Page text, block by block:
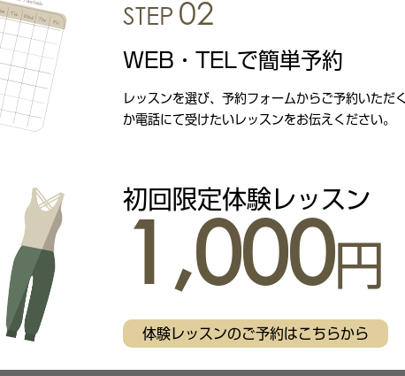
STEP 02
WEB・TELで簡単予約
レッスンを選び、予約フォームからご予約いただく
か電話にて受けたいレッスンをお伝えください。
初回限定体験レッスン
1,000円
体験レッスンのご予約はこちらから